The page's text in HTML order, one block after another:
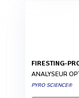
FIRESTING-
ANALYSEUR
PYRO SCIENCE®